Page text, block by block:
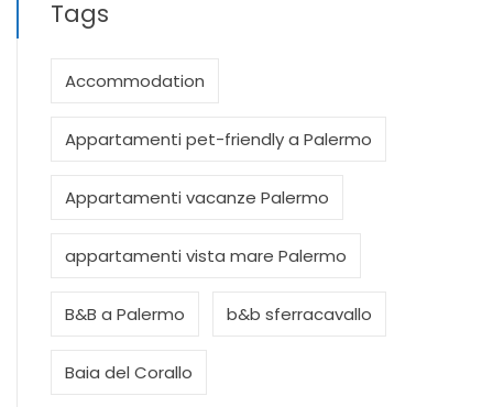
Tags
Accommodation
Appartamenti pet-friendly a Palermo
Appartamenti vacanze Palermo
appartamenti vista mare Palermo
B&B a Palermo b&b sferracavallo
Baia del Corallo